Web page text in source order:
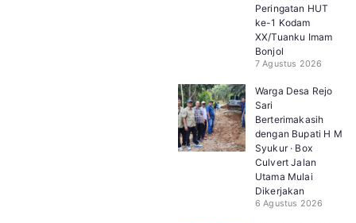
Peringatan HUT
ke-1 Kodam
XX/Tuanku Imam
Bonjol
7 Agustus 2026
Warga Desa Rejo
Sari
Berterimakasih
dengan Bupati H M
Syukur · Box
Culvert Jalan
Utama Mulai
Dikerjakan
6 Agustus 2026